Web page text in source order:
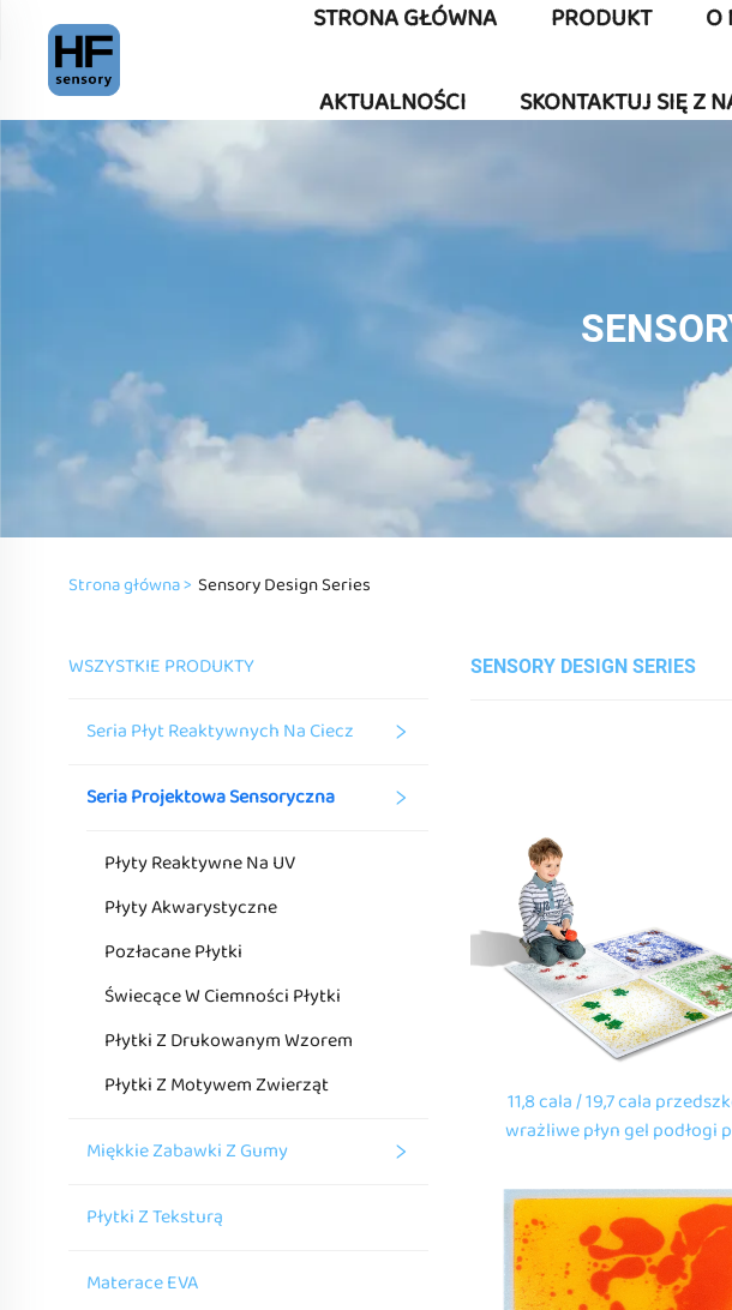
STRONA GŁÓWNA PRODUKT O
AKTUALNOŚCI SKONTAKTUJ SIĘ Z
Strona główna > Sensory Design Series
WSZYSTKIE PRODUKTY
Seria Płyt Reaktywnych Na Ciecz
Seria Projektowa Sensoryczna
Płyty Reaktywne Na UV
Płyty Akwarystyczne
Pozłacane Płytki
Świecące W Ciemności Płytki
Płytki Z Drukowanym Wzorem
Płytki Z Motywem Zwierząt
Miękkie Zabawki Z Gumy
Płytki Z Teksturą
Materace EVA
SENSORY DESIGN SERIES
11,8 cala / 19,7 cala
wrażliwe płyn gel podłogi
dzieci autystycznych